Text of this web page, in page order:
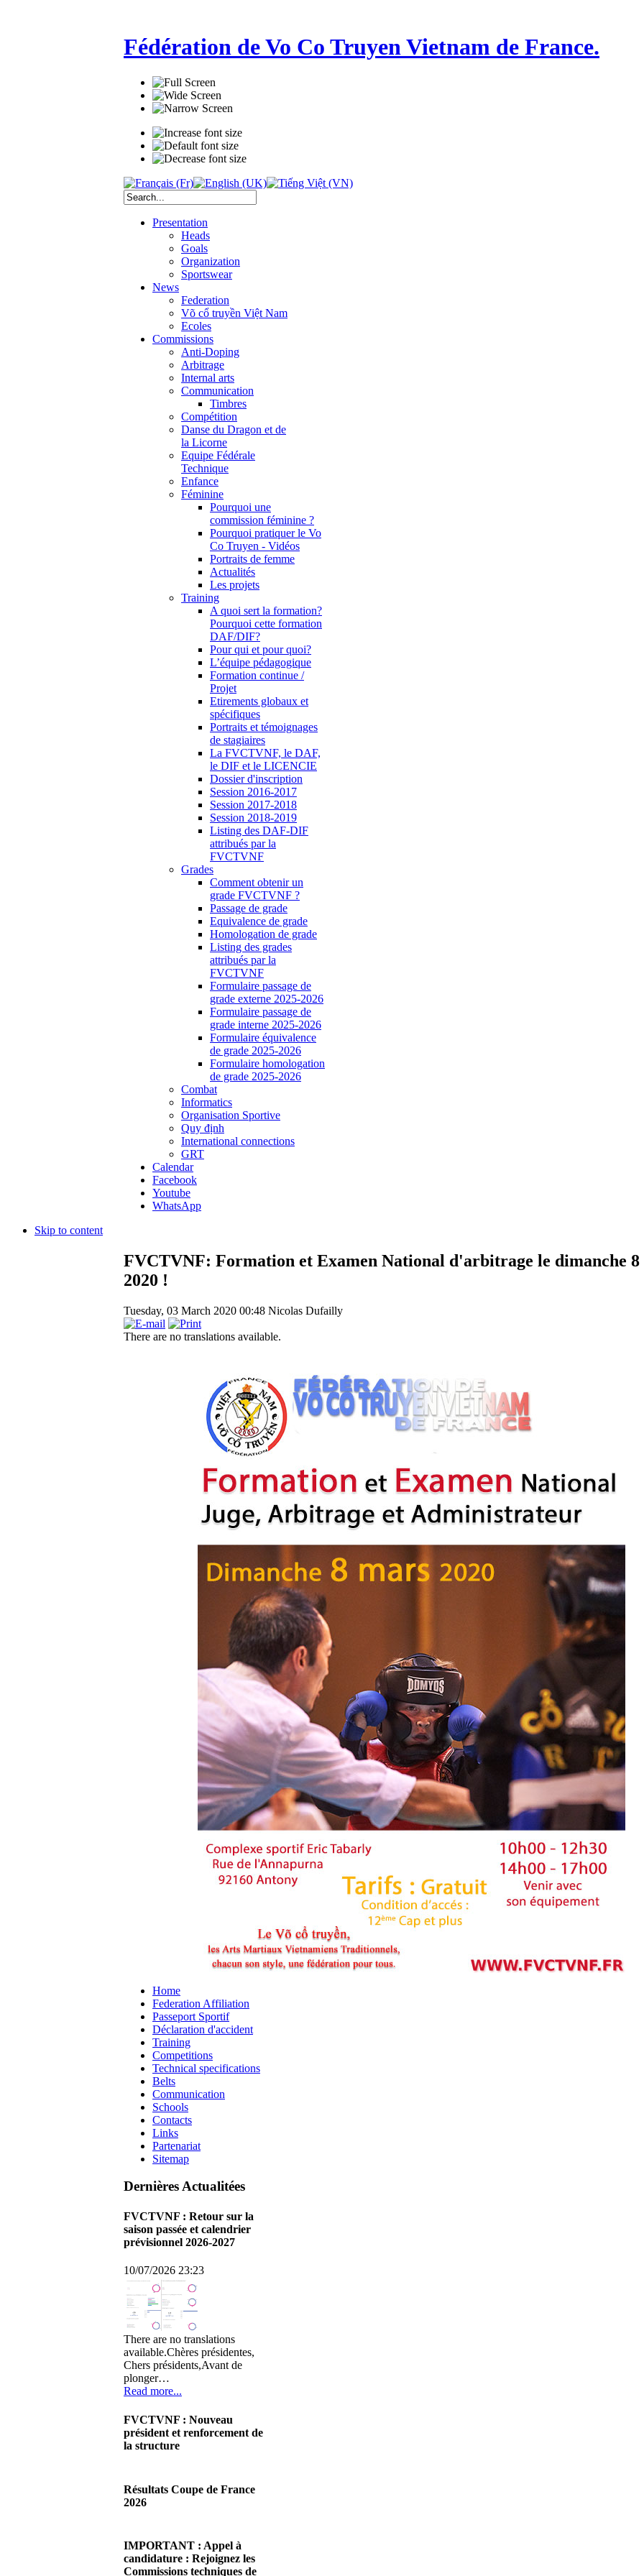
Fédération de Vo Co Truyen Vietnam de France.
Presentation
Heads
Goals
Organization
Sportswear
News
Federation
Võ cổ truyền Việt Nam
Ecoles
Commissions
Anti-Doping
Arbitrage
Internal arts
Communication
Timbres
Compétition
Danse du Dragon et de
la Licorne
Equipe Fédérale
Technique
Enfance
Féminine
Pourquoi une
commission féminine ?
Pourquoi pratiquer le Vo
Co Truyen - Vidéos
Portraits de femme
Actualités
Les projets
Training
A quoi sert la formation?
Pourquoi cette formation
DAF/DIF?
Pour qui et pour quoi?
L’équipe pédagogique
Formation continue /
Projet
Etirements globaux et
spécifiques
Portraits et témoignages
de stagiaires
La FVCTVNF, le DAF,
le DIF et le LICENCIE
Dossier d'inscription
Session 2016-2017
Session 2017-2018
Session 2018-2019
Listing des DAF-DIF
attribués par la
FVCTVNF
Grades
Comment obtenir un
grade FVCTVNF ?
Passage de grade
Equivalence de grade
Homologation de grade
Listing des grades
attribués par la
FVCTVNF
Formulaire passage de
grade externe 2025-2026
Formulaire passage de
grade interne 2025-2026
Formulaire équivalence
de grade 2025-2026
Formulaire homologation
de grade 2025-2026
Combat
Informatics
Organisation Sportive
Quy định
International connections
GRT
Calendar
Facebook
Youtube
WhatsApp
Skip to content
FVCTVNF: Formation et Examen National d'arbitrage le dimanche 8
2020 !
Tuesday, 03 March 2020 00:48 Nicolas Dufailly
There are no translations available.
Home
Federation Affiliation
Passeport Sportif
Déclaration d'accident
Training
Competitions
Technical specifications
Belts
Communication
Schools
Contacts
Links
Partenariat
Sitemap
Dernières Actualitées
FVCTVNF : Retour sur la
saison passée et calendrier
prévisionnel 2026-2027
10/07/2026 23:23
There are no translations
available.Chères présidentes,
Chers présidents,Avant de
plonger…
Read more...
FVCTVNF : Nouveau
président et renforcement de
la structure
There are no translations
available.Chères Présidentes,
Read more...
Résultats Coupe de France
2026
There are no translations
available.Cliquez sur ce lien
pour accéder aux résultats
IMPORTANT : Appel à
candidature : Rejoignez les
Commissions techniques de